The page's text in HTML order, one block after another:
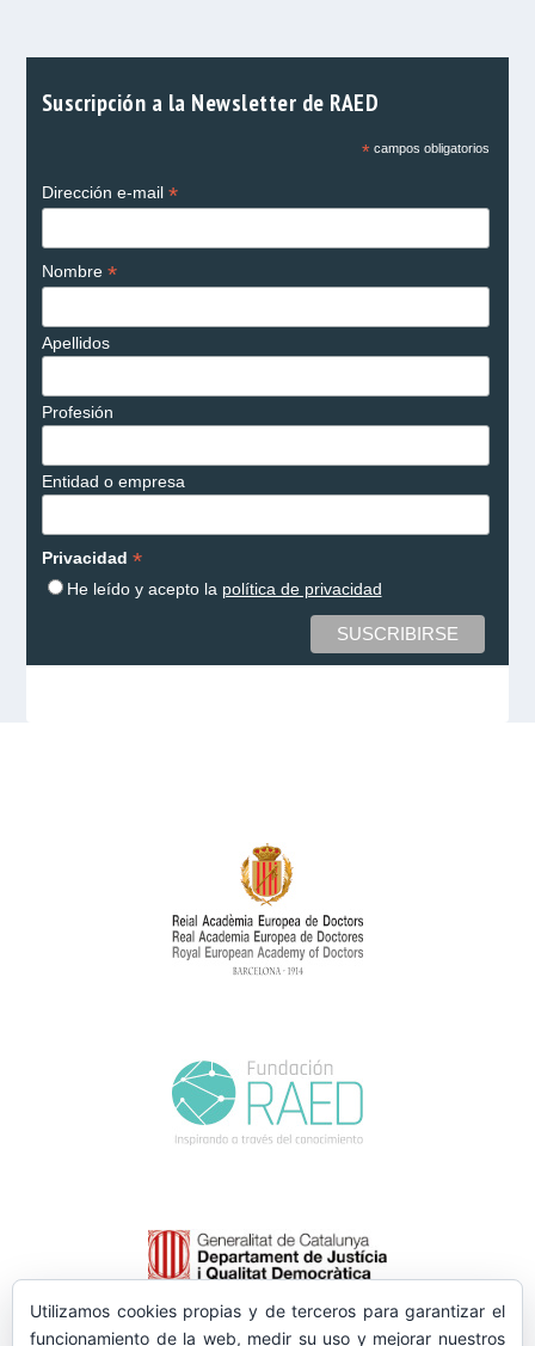
Suscripción a la Newsletter de RAED
*campos obligatorios
Dirección e-mail *
Nombre *
Apellidos
Profesión
Entidad o empresa
Privacidad *
He leído y acepto la política de privacidad
Utilizamos cookies propias y de terceros para garantizar el
funcionamiento de la web, medir su uso y mejorar nuestros